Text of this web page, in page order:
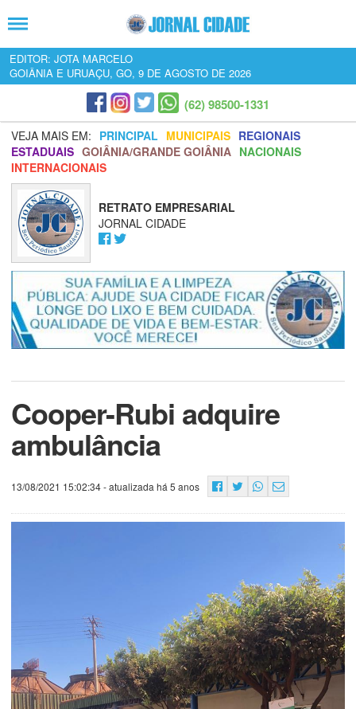
EDITOR: JOTA MARCELO
GOIÂNIA E URUAÇU, GO, 9 DE AGOSTO DE 2026
(62) 98500-1331
VEJA MAIS EM: PRINCIPAL MUNICIPAIS REGIONAIS
ESTADUAIS GOIÂNIA/GRANDE GOIÂNIA NACIONAIS
INTERNACIONAIS
RETRATO EMPRESARIAL
JORNAL CIDADE
Cooper-Rubi adquire
ambulância
13/08/2021 15:02:34- atualizada há 5 anos